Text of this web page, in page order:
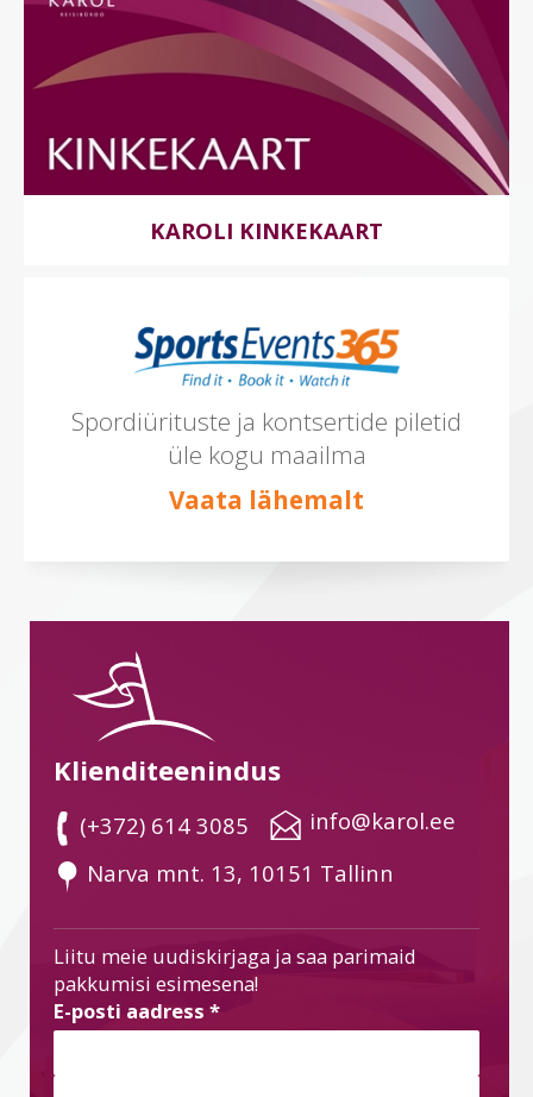
KAROLI KINKEKAART
Spordiürituste ja kontsertide piletid
üle kogu maailma
Vaata lähemalt
Klienditeenindus
(+372) 614 3085
info@karol.ee
Narva mnt. 13, 10151 Tallinn
Liitu meie uudiskirjaga ja saa parimaid
pakkumisi esimesena!
E-posti aadress *